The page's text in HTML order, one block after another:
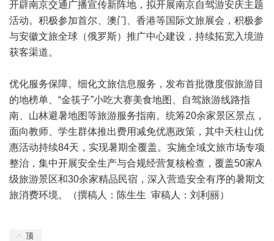
开辟南京交通广播宣传新阵地，拟开展南京自驾游安庆主题
活动。积极参加首尔、澳门、香港等国际文旅展会，积极参
与安徽文旅全球（俄罗斯）推广中心建设，持续拓宽入境游
获客渠道。
优化服务保障。细化文旅信息服务，发布首批微度假旅游目
的地榜单、“金筷子”小吃大赛美食地图、自驾旅游线路指
南、山林避暑地图等旅游服务指南。统筹20余家景区景点，
面向教师、学生群体推出费用减免优惠政策，其中天柱山优
惠活动持续84天，实现暑期全覆盖。实施全域文旅市场专项
整治，集中开展安全生产与合规经营复核检查，覆盖50家A
级旅游景区和30余家精品民宿，深入营造安全有序的暑期文
旅消费环境。（撰稿人：陈生生 审稿人：刘利丽）
顶